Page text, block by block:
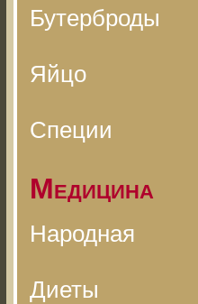
Бутерброды
Яйцо
Специи
Медицина
Народная
Диеты